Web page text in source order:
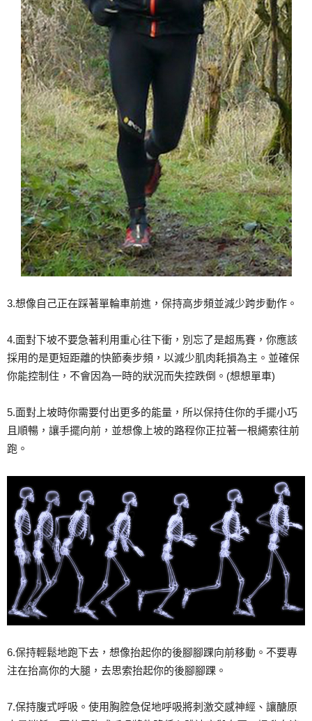
3.想像自己正在踩著單輪車前進，保持高步頻並減少跨步動作。
4.面對下坡不要急著利用重心往下衝，別忘了是超馬賽，你應該
採用的是更短距離的快節奏步頻，以減少肌肉耗損為主。並確保
你能控制住，不會因為一時的狀況而失控跌倒。(想想單車)
5.面對上坡時你需要付出更多的能量，所以保持住你的手擺小巧
且順暢，讓手擺向前，並想像上坡的路程你正拉著一根繩索往前
跑。
6.保持輕鬆地跑下去，想像抬起你的後腳腳踝向前移動。不要專
注在抬高你的大腿，去思索抬起你的後腳腳踝。
7.保持腹式呼吸。使用胸腔急促地呼吸將刺激交感神經、讓醣原